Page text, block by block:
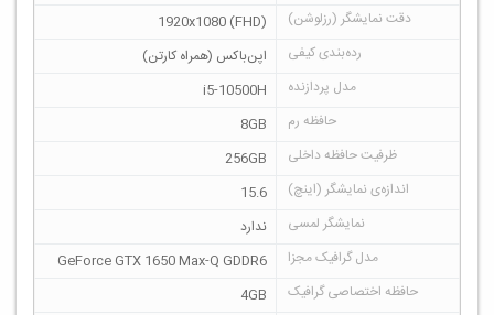
1920x1080 (FHD)
اپن‌باکس (همراه کارتن)
i5-10500H
8GB
256GB
15.6
ندارد
GeForce GTX 1650 Max-Q GDDR6
4GB